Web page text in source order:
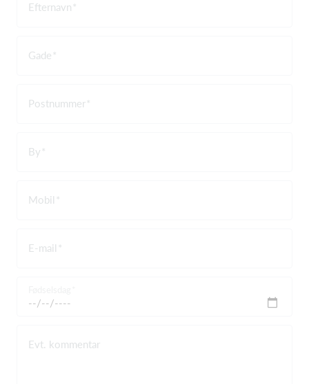
Efternavn
Gade
Postnummer
By
Mobil
E-mail
Evt. kommentar